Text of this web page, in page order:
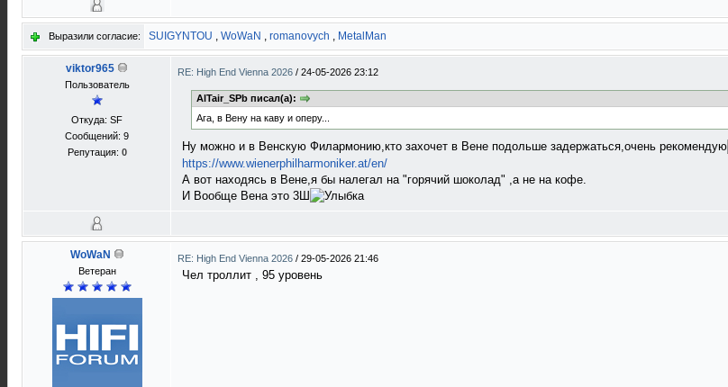
Выразили согласие: SUIGYNTOU , WoWaN , romanovych , MetalMan
viktor965
Пользователь
Откуда: SF
Сообщений: 9
Репутация: 0
RE: High End Vienna 2026 / 24-05-2026 23:12
AlTair_SPb писал(а):
Ага, в Вену на каву и оперу...
Ну можно и в Венскую Филармонию,кто захочет в Вене подольше задержаться,очень рекомендую
https://www.wienerphilharmoniker.at/en/
А вот находясь в Вене,я бы налегал на "горячий шоколад" ,а не на кофе.
И Вообще Вена это 3Ш
WoWaN
Ветеран
RE: High End Vienna 2026 / 29-05-2026 21:46
Чел троллит , 95 уровень